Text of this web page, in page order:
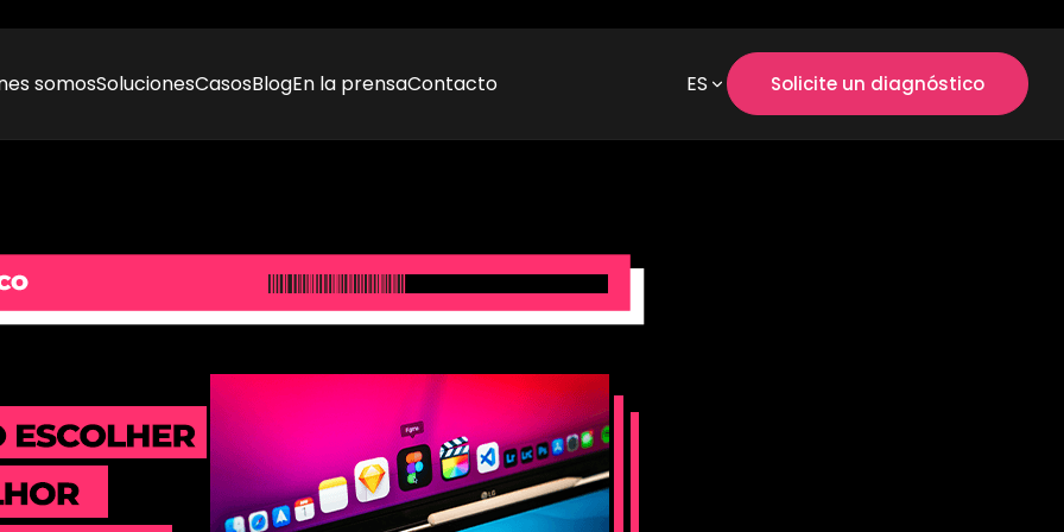
somosSolucionesCasosBlogEn la prensaContacto ES Solicite un diagnóstico